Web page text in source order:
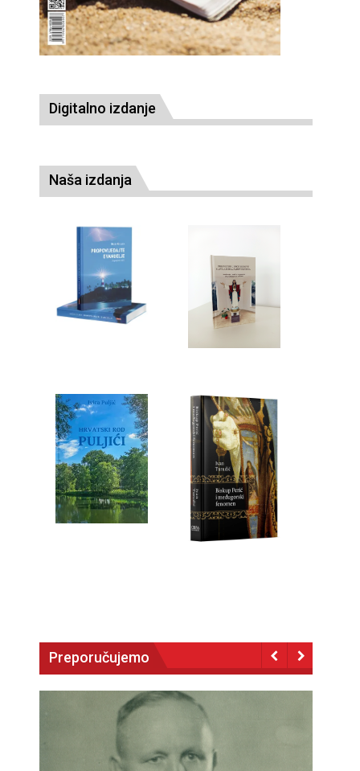
Digitalno izdanje
Naša izdanja
Preporučujemo